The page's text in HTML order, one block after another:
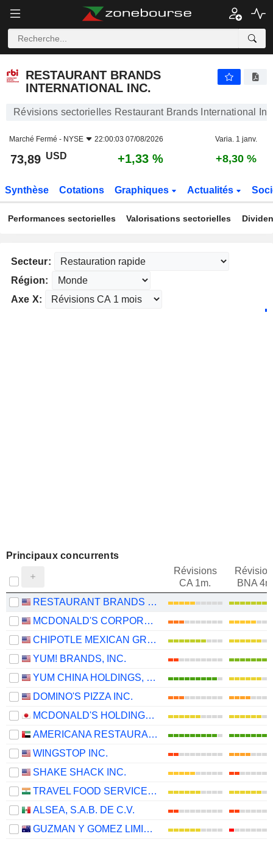
RESTAURANT BRANDS
INTERNATIONAL INC.
Révisions sectorielles Restaurant Brands International
Marché Fermé - NYSE 22:00:03 07/08/2026 Varia. 1 janv.
73,89 USD +1,33 % +8,30 %
Synthèse Cotations Graphiques Actualités
Performances sectorielles Valorisations sectorielles
Secteur:
Région:
Axe X:
Principaux concurrents
Révisions
CA 1m.
BNA
RESTAURANT BRANDS INTERNATIONAL INC.
MCDONALD'S CORPORATION
CHIPOTLE MEXICAN GRILL, INC.
YUM! BRANDS, INC.
YUM CHINA HOLDINGS, INC.
DOMINO'S PIZZA INC.
MCDONALD'S HOLDINGS COMPANY (JAPAN), LTD.
AMERICANA RESTAURANTS INTERNATIONAL PLC
WINGSTOP INC.
SHAKE SHACK INC.
TRAVEL FOOD SERVICES LIMITED
ALSEA, S.A.B. DE C.V.
GUZMAN Y GOMEZ LIMITED